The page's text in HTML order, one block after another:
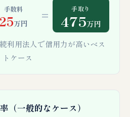
手数料
25万円
= 手取り
475万円
利用法人で信用力が高いベス
トケース
（一般的なケース）